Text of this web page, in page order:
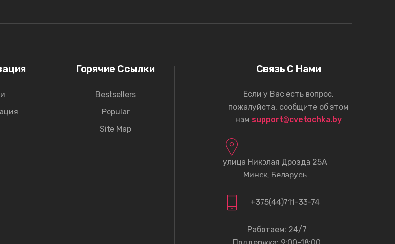
Горячие Ссылки
Bestsellers
Popular
Site Map
Связь С Нами
Если у Вас есть вопрос,
пожалуйста, сообщите об этом
нам support@cvetochka.by
улица Николая Дрозда 25А
Минск, Беларусь
+375(44)711-33-74
Работаем: 24/7